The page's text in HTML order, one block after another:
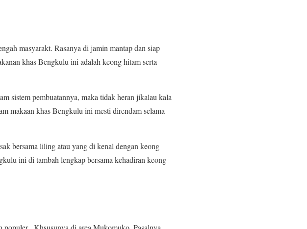
masyarakt. Rasanya di jamin mantap dan siap
khas Bengkulu ini adalah keong hitam serta
sistem pembuatannya, maka tidak heran jikalau kala
makaan khas Bengkulu ini mesti direndam selama
bersama liling atau yang di kenal dengan keong
ini di tambah lengkap bersama kehadiran keong